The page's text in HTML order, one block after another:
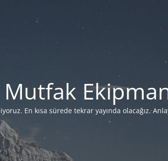
En kısa sürede tekrar yayında olacağız.